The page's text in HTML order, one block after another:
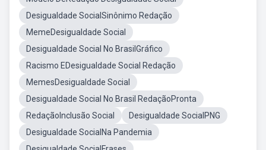
Desigualdade SocialSinônimo Redação
MemeDesigualdade Social
Desigualdade Social No BrasilGráfico
Racismo EDesigualdade Social Redação
MemesDesigualdade Social
Desigualdade Social No Brasil RedaçãoPronta
RedaçãoInclusão Social
Desigualdade SocialPNG
Desigualdade SocialNa Pandemia